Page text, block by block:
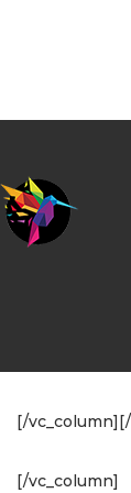
[/
[/vc_column]